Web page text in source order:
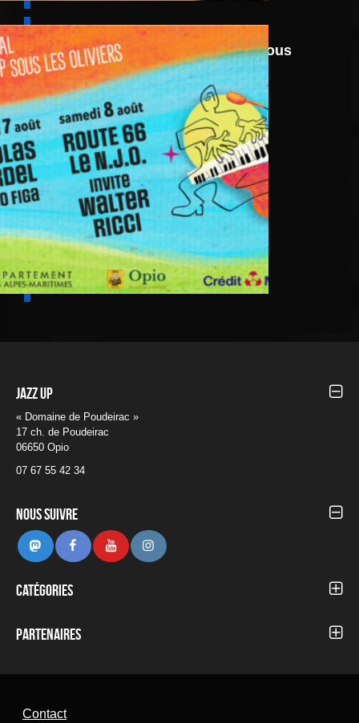
6 août 8 août 2026
Les Oliviers 2026
Jazz UP
« Domaine de Poudeirac »
17 ch. de Poudeirac
06650 Opio
07 67 55 42 34
Nous suivre
MastodonFacebookYoutube Instagram
Catégories
Blog
Concerts 2014
Concerts 2017
Partenaires
Contact